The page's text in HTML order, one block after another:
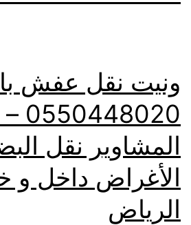
ونيت نقل عفش
المشاوير نقل
الأغراض داخل و
الرياض